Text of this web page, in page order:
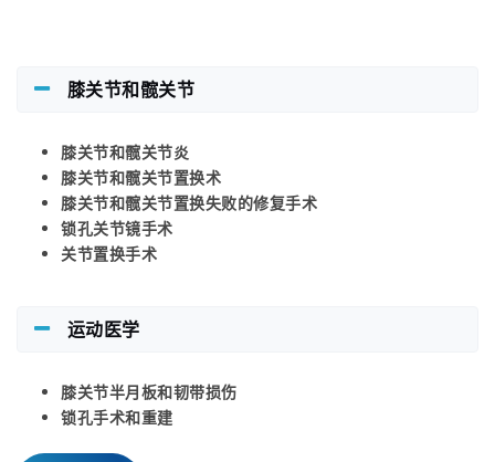
膝关节和髋关节
膝关节和髋关节炎
膝关节和髋关节置换术
膝关节和髋关节置换失败的修复手术
锁孔关节镜手术
关节置换手术
运动医学
膝关节半月板和韧带损伤
锁孔手术和重建